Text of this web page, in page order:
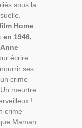
sous la
Home
1946,
écrire
ses
crime
meurtre
!
crime
Maman